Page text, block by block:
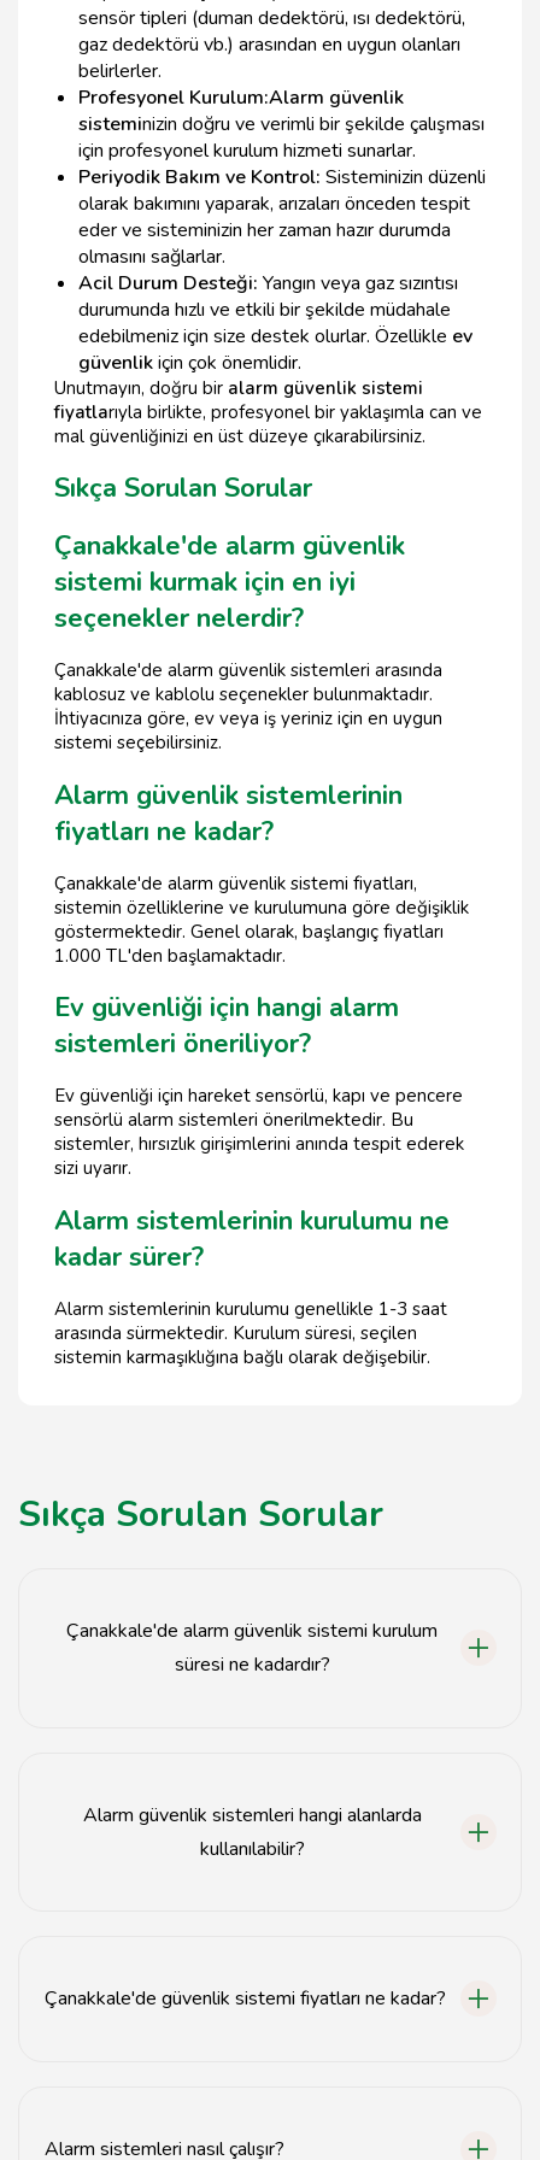
sensör tipleri (duman dedektörü, ısı dedektörü,
gaz dedektörü vb.) arasından en uygun olanları
belirlerler.
Profesyonel Kurulum:Alarm güvenlik
sisteminizin doğru ve verimli bir şekilde çalışması
için profesyonel kurulum hizmeti sunarlar.
Periyodik Bakım ve Kontrol: Sisteminizin düzenli
olarak bakımını yaparak, arızaları önceden tespit
eder ve sisteminizin her zaman hazır durumda
olmasını sağlarlar.
Acil Durum Desteği: Yangın veya gaz sızıntısı
durumunda hızlı ve etkili bir şekilde müdahale
edebilmeniz için size destek olurlar. Özellikle ev
güvenlikiçin çok önemlidir.
Unutmayın, doğru bir alarm güvenlik sistemi
fiyatlarıyla birlikte, profesyonel bir yaklaşımla can ve
mal güvenliğinizi en üst düzeye çıkarabilirsiniz.
Sıkça Sorulan Sorular
Çanakkale'de alarm güvenlik
sistemi kurmak için en iyi
seçenekler nelerdir?
Çanakkale'de alarm güvenlik sistemleri arasında
kablosuz ve kablolu seçenekler bulunmaktadır.
İhtiyacınıza göre, ev veya iş yeriniz için en uygun
sistemi seçebilirsiniz.
Alarm güvenlik sistemlerinin
fiyatları ne kadar?
Çanakkale'de alarm güvenlik sistemi fiyatları,
sistemin özelliklerine ve kurulumuna göre değişiklik
göstermektedir. Genel olarak, başlangıç fiyatları
1.000 TL'den başlamaktadır.
Ev güvenliği için hangi alarm
sistemleri öneriliyor?
Ev güvenliği için hareket sensörlü, kapı ve pencere
sensörlü alarm sistemleri önerilmektedir. Bu
sistemler, hırsızlık girişimlerini anında tespit ederek
sizi uyarır.
Alarm sistemlerinin kurulumu ne
kadar sürer?
Alarm sistemlerinin kurulumu genellikle 1-3 saat
arasında sürmektedir. Kurulum süresi, seçilen
sistemin karmaşıklığına bağlı olarak değişebilir.
Sıkça Sorulan Sorular
Çanakkale'de alarm güvenlik sistemi kurulum
süresi ne kadardır?
Alarm güvenlik sistemleri hangi alanlarda
kullanılabilir?
Çanakkale'de güvenlik sistemi fiyatları ne kadar?
Alarm sistemleri nasıl çalışır?